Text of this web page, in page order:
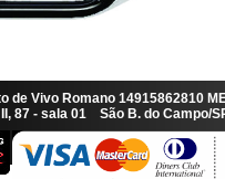
de Vivo Romano
II, 87 - sala 01 São B. do